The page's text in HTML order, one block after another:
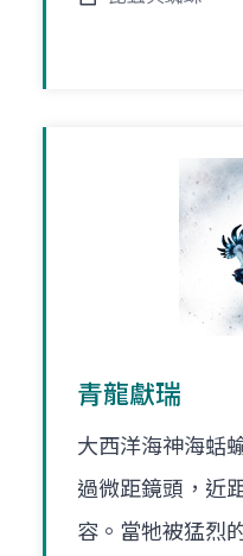
青龍獻瑞
大西洋海神海蛞
過微距鏡頭，近
容。當牠被猛烈